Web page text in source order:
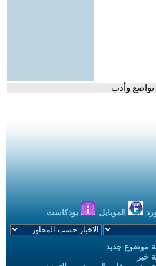
تواضع وأدب
الموبايل بودكاست
موضوع جديد
خبر